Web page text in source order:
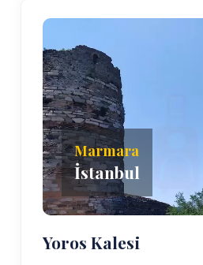
Marmara
İstanbul
Yoros Kalesi